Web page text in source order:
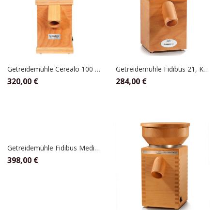
Getreidemühle Cerealo 100 Natur, Schnitzer
320,00 €
Getreidemühle Fidibus 21, KoMo
284,00 €
Getreidemühle Fidibus Medium, KoMo
398,00 €